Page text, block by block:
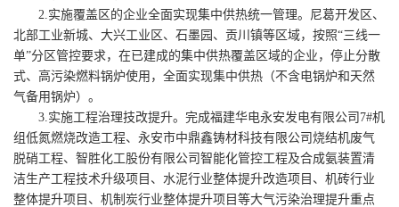
2.实施覆盖区的企业全面实现集中供热统一管理。尼葛开发区、
北部工业新城、大兴工业区、石墨园、贡川镇等区域，按照“三线一
单”分区管控要求，在已建成的集中供热覆盖区域的企业，停止分散
式、高污染燃料锅炉使用，全面实现集中供热（不含电锅炉和天然
气备用锅炉）。
3.实施工程治理技改提升。完成福建华电永安发电有限公司7#机
组低氮燃烧改造工程、永安市中鼎鑫铸材科技有限公司烧结机废气
脱硝工程、智胜化工股份有限公司智能化管控工程及合成氨装置清
洁生产工程技术升级项目、水泥行业整体提升改造项目、机砖行业
整体提升项目、机制炭行业整体提升项目等大气污染治理提升重点